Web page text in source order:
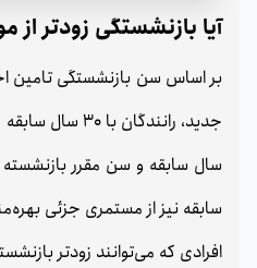
آیا بازنشستگی زودتر
سابقه نیز از مستمری جزئی
افرادی که می‌توانند زودتر